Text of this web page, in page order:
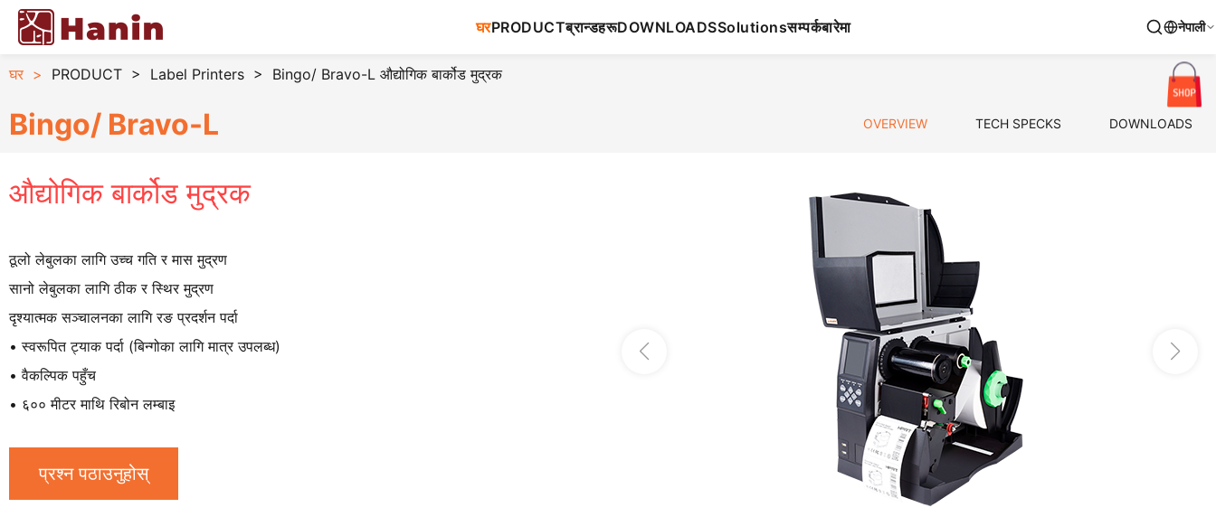
घरPRODUCTब्रान्डहरूDOWNLOADSSolutionsसम्पर्कबारेमा नेपाली
घर > PRODUCT > Label Printers > Bingo/ Bravo-L औद्योगिक बार्कोड मुद्रक
Bingo/ Bravo-L OVERVIEW TECH SPECKS DOWNLOADS
औद्योगिक बार्कोड मुद्रक
ठूलो लेबुलका लागि उच्च गति र मास मुद्रण
सानो लेबुलका लागि ठीक र स्थिर मुद्रण
दृश्यात्मक सञ्चालनका लागि रङ प्रदर्शन पर्दा
• स्वरूपित ट्याक पर्दा (बिन्गोका लागि मात्र उपलब्ध)
• वैकल्पिक पहुँच
• ६०० मीटर माथि रिबोन लम्बाइ
प्रश्न पठाउनुहोस्